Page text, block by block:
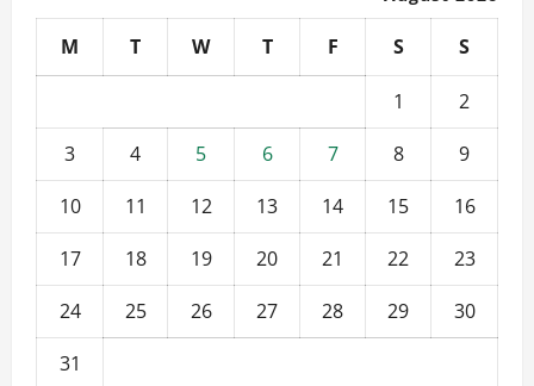
M T W T F S S
1
2
3
4 5 6 7 8
9
10
11 12 13 14 15
16
17
18 19 20 21 22
23
24
25 26 27 28 29
30
31